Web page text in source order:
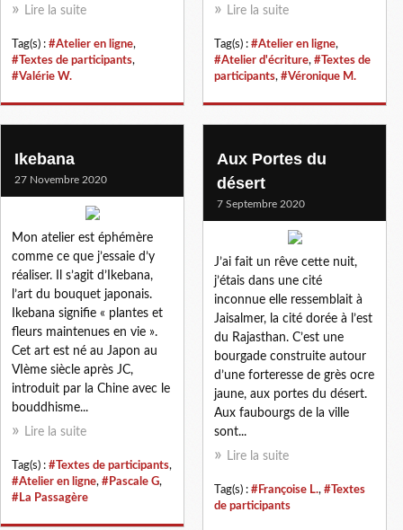
Lire la suite
Tag(s) : #Atelier en ligne,
#Textes de participants,
#Valérie W.
Lire la suite
Tag(s) : #Atelier en ligne,
#Atelier d'écriture, #Textes de
participants, #Véronique M.
Ikebana
27 Novembre 2020
Mon atelier est éphémère
comme ce que j’essaie d’y
réaliser. Il s’agit d’Ikebana,
l’art du bouquet japonais.
Ikebana signifie « plantes et
fleurs maintenues en vie ».
Cet art est né au Japon au
VIème siècle après JC,
introduit par la Chine avec le
bouddhisme...
Lire la suite
Tag(s) : #Textes de participants,
#Atelier en ligne, #Pascale G,
#La Passagère
Aux Portes du
désert
7 Septembre 2020
J’ai fait un rêve cette nuit,
j’étais dans une cité
inconnue elle ressemblait à
Jaisalmer, la cité dorée à l’est
du Rajasthan. C’est une
bourgade construite autour
d’une forteresse de grès ocre
jaune, aux portes du désert.
Aux faubourgs de la ville
sont...
Lire la suite
Tag(s) : #Françoise L., #Textes
de participants